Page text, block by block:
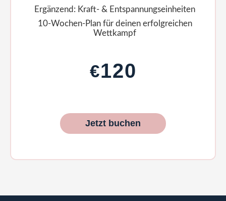
Ergänzend: Kraft- & Entspannungs­einheiten
10-Wochen-Plan für deinen erfolgreichen
Wettkampf
€120
Jetzt buchen